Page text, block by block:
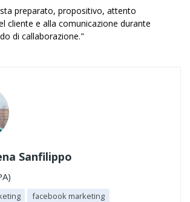
preparato, propositivo, attento
cliente e alla comunicazione durante
di callaborazione."
Sanfilippo
facebook marketing